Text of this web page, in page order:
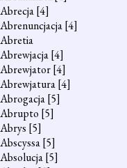
Abrecja[4]
Abrenuncjacja[4]
Abretia
Abrewjacja[4]
Abrewjator[4]
Abrewjatura[4]
Abrogacja[5]
Abrupto [5]
Abrys [5]
Abscyssa[5]
Absolucja[5]